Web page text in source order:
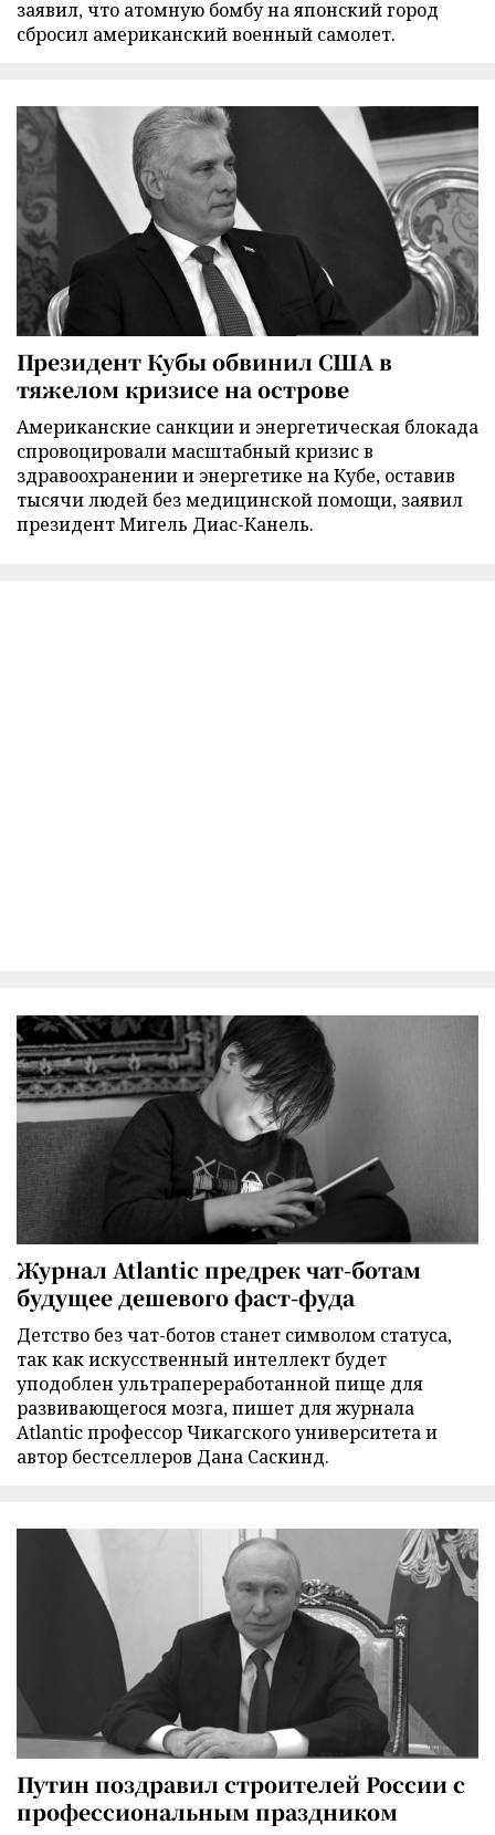
заявил, что атомную бомбу на японский город
сбросил американский военный самолет.
Президент Кубы обвинил США в
тяжелом кризисе на острове
Американские санкции и энергетическая блокада
спровоцировали масштабный кризис в
здравоохранении и энергетике на Кубе, оставив
тысячи людей без медицинской помощи, заявил
президент Мигель Диас-Канель.
Журнал Atlantic предрек чат-ботам
будущее дешевого фаст-фуда
Детство без чат-ботов станет символом статуса,
так как искусственный интеллект будет
уподоблен ультрапереработанной пище для
развивающегося мозга, пишет для журнала
Atlantic профессор Чикагского университета и
автор бестселлеров Дана Саскинд.
Путин поздравил строителей России с
профессиональным праздником